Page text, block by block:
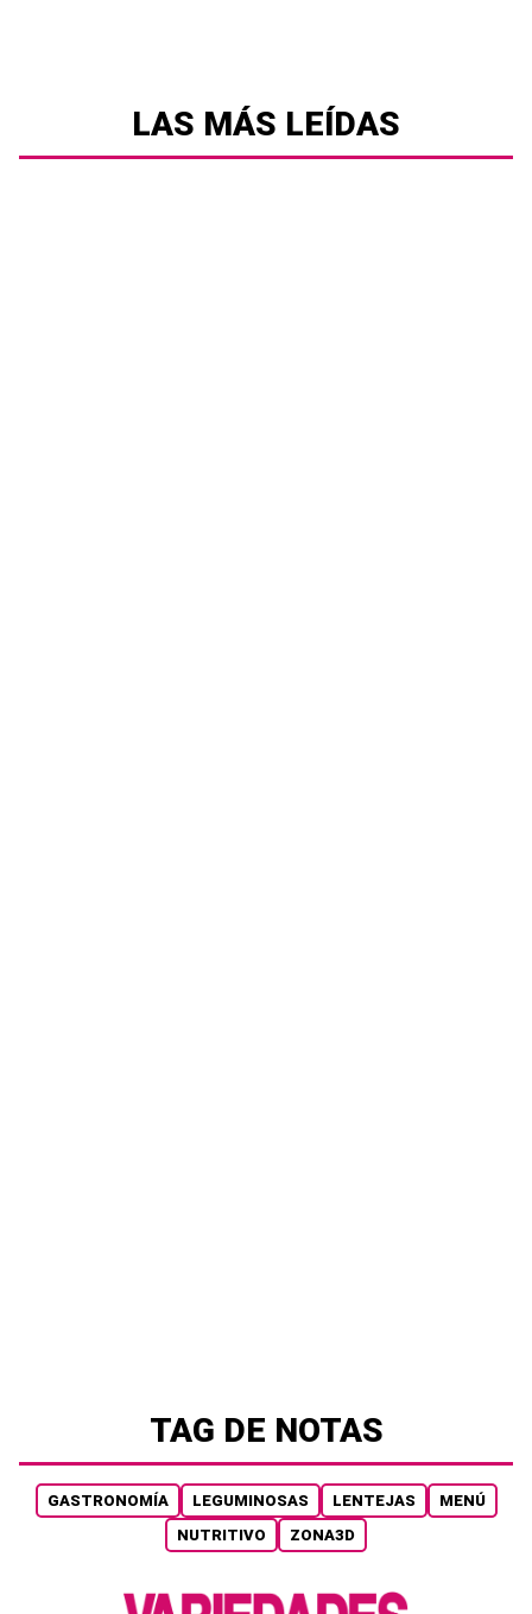
LAS MÁS LEÍDAS
TAG DE NOTAS
GASTRONOMÍA LEGUMINOSAS LENTEJAS
MENÚ
NUTRITIVO
ZONA3D